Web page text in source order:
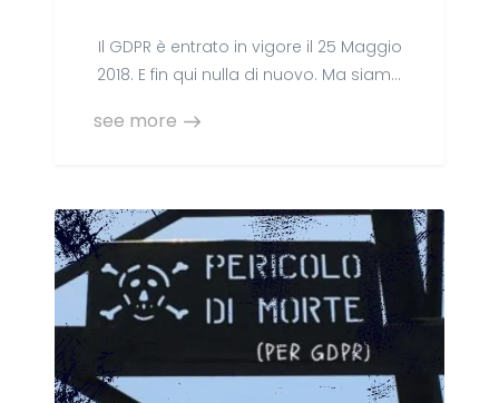
Il GDPR è entrato in vigore il 25 Maggio
2018. E fin qui nulla di nuovo. Ma siamo
see more